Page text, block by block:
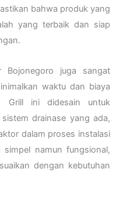
bahwa produk yang
yang terbaik dan siap
Bojonegoro juga sangat
waktu dan biaya
Grill ini didesain untuk
drainase yang ada,
dalam proses instalasi
namun fungsional,
dengan kebutuhan